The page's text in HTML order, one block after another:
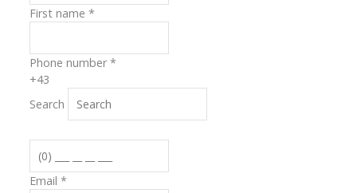
First name *
Phone number*
+43
Search
Email *